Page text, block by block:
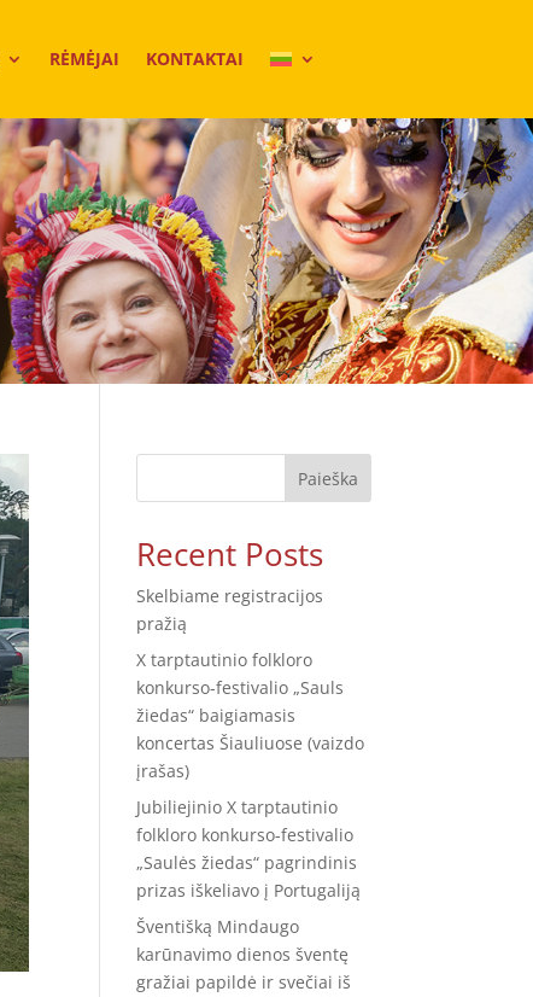
RĖMĖJAI KONTAKTAI
Paieška
Recent Posts
Skelbiame registracijos
pražią
X tarptautinio folkloro
konkurso-festivalio „Sauls
žiedas“ baigiamasis
koncertas Šiauliuose (vaizdo
įrašas)
Jubiliejinio X tarptautinio
folkloro konkurso-festivalio
„Saulės žiedas“ pagrindinis
prizas iškeliavo į Portugaliją
Šventišką Mindaugo
karūnavimo dienos šventę
gražiai papildė ir svečiai iš